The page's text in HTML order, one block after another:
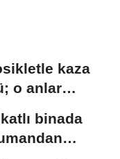
kaza
o anlar
binada